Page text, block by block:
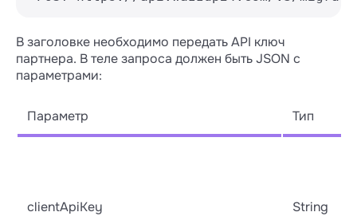
В заголовке необходимо передать API ключ
партнера. В теле запроса должен быть JSON с
параметрами:
Параметр Тип
clientApiKey String